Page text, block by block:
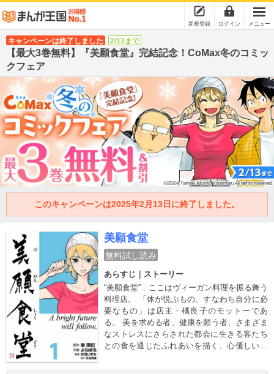
新規登録 ログイン メニュー
キャンペーンは終了しました 2/13まで
【最大3巻無料】『美願食堂』完結記念！CoMax冬のコミッ
クフェア
このキャンペーンは2025年2月13日に終了しました。
美願食堂
無料試し読み
あらすじ｜ストーリー
“美願食堂”…ここはヴィーガン料理を振る舞う
料理店。 「体が悦ぶもの、すなわち自分に必
要なもの」は店主・橘良子のモットーであ
る。 美を求める者、健康を願う者、さまざま
なストレスにさらされた都会に生きる客たち
との食を通じたふれあいを描く、心優しいヒ
き下ろし！庄司いずみ先生のヴィーガンレシ